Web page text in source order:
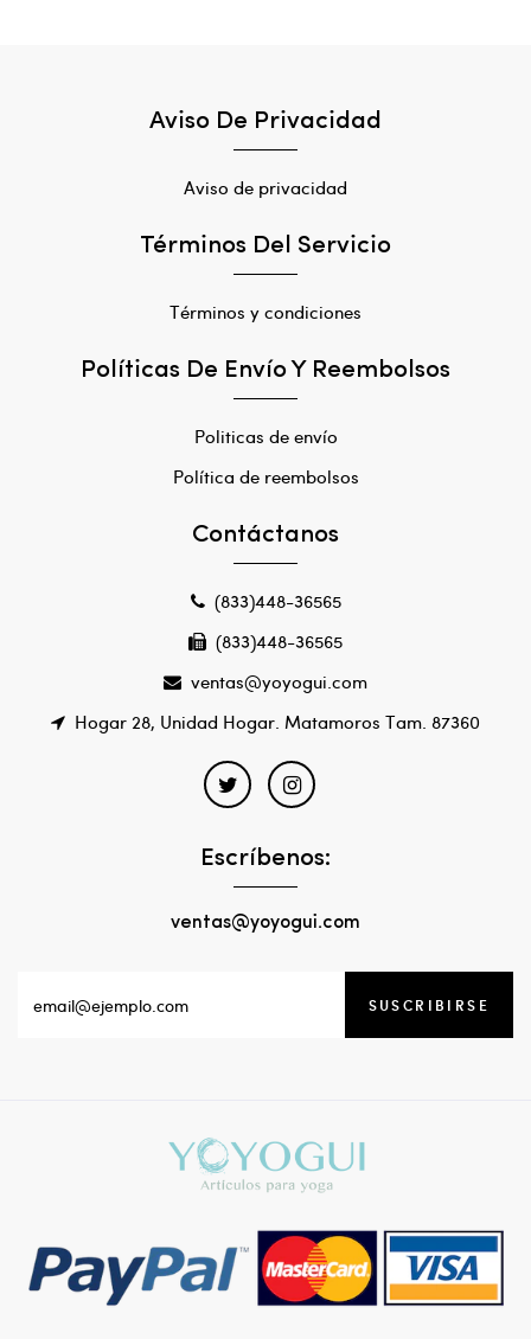
Aviso De Privacidad
Aviso de privacidad
Términos Del Servicio
Términos y condiciones
Políticas De Envío Y Reembolsos
Politicas de envío
Política de reembolsos
Contáctanos
(833)448-36565
(833)448-36565
ventas@yoyogui.com
Hogar 28, Unidad Hogar. Matamoros Tam. 87360
Escríbenos:
ventas@yoyogui.com
SUSCRIBIRSE